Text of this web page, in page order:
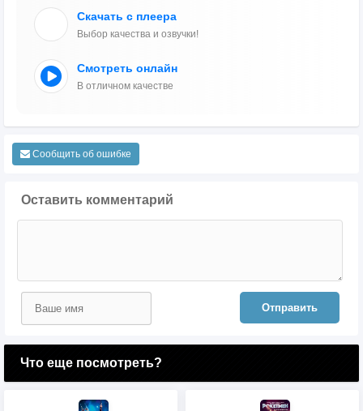
Скачать с плеера
Выбор качества и озвучки!
Смотреть онлайн
В отличном качестве
Сообщить об ошибке
Оставить комментарий
Отправить
Что еще посмотреть?